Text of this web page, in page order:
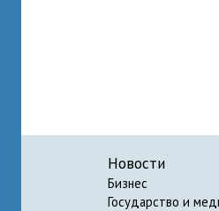
Новости
Бизнес
Государство и